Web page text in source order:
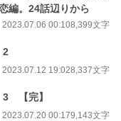
編。24話辺りから
2023.07.06 00:108,399文字
2
2023.07.12 19:028,337文字
3 【完】
2023.07.20 00:179,143文字